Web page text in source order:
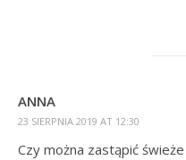
ANNA
23 SIERPNIA 2019 AT 12:30
Czy można zastąpić